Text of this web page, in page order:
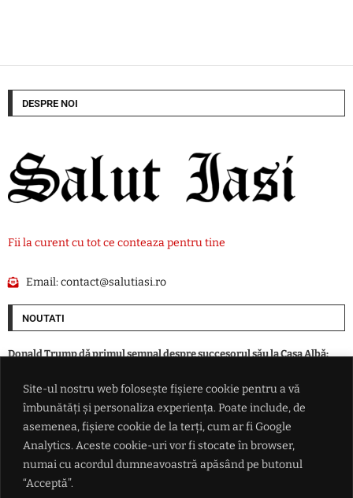
Site-ul nostru web folosește fișiere cookie pentru a vă
îmbunătăți și personaliza experiența. Poate include, de
asemenea, fișiere cookie de la terți, cum ar fi Google
Analytics. Aceste cookie-uri vor fi stocate în browser,
numai cu acordul dumneavoastră apăsând pe butonul
“Acceptă”.
DESPRE NOI
Fii la curent cu tot ce conteaza pentru tine
Email:contact@salutiasi.ro
NOUTATI
Donald Trump dă primul semnal despre succesorul său la Casa Albă:
Real Madrid a anunțat oficial transferul lui Yan Diomande
Accident în Valea Seacă. Un șofer începător a ajuns cu autoturismul în
șanț din cauza unui câine